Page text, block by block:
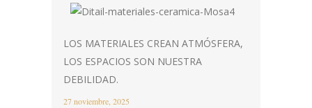
LOS MATERIALES CREAN ATMÓSFERA,
LOS ESPACIOS SON NUESTRA
DEBILIDAD.
27 noviembre, 2025